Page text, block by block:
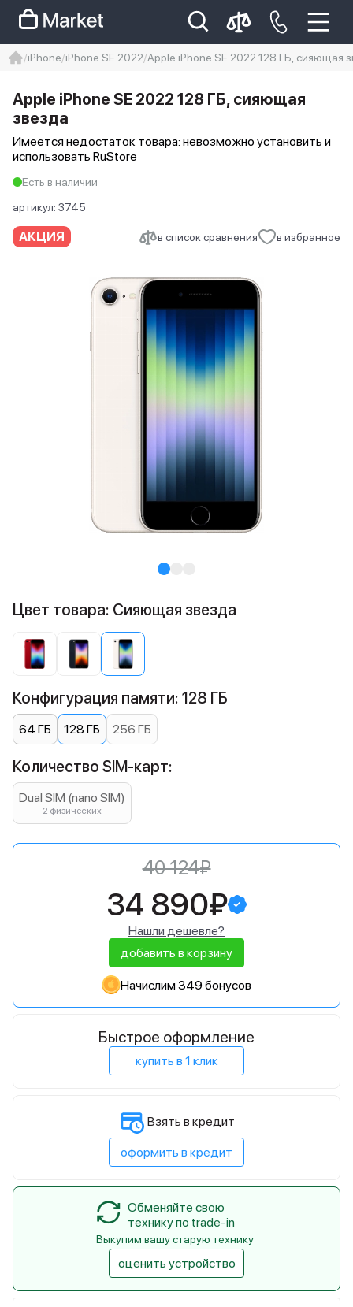
Iphone 14 pro max
айфон 14
iPhone iPhone SE 2022 Apple iPhone SE 2022 128 ГБ, сияющая
АКЦИЯ в список сравнения в избранное
Apple iPhone SE 2022 128 ГБ, сияющая
звезда
Имеется недостаток товара: невозможно установить и
использовать RuStore
Есть в наличии
артикул: 3745
Цвет товара: Сияющая звезда
Конфигурация памяти: 128 ГБ
64 ГБ 128 ГБ 256 ГБ
Количество SIM-карт:
Dual SIM (nano SIM)
2 физических
40 124₽
34 890₽
Нашли дешевле?
добавить в корзину
Начислим 349 бонусов
Быстрое оформление
купить в 1 клик
Взять в кредит
оформить в кредит
Обменяйте свою
технику по trade-in
Выкупим вашу старую технику
оценить устройство